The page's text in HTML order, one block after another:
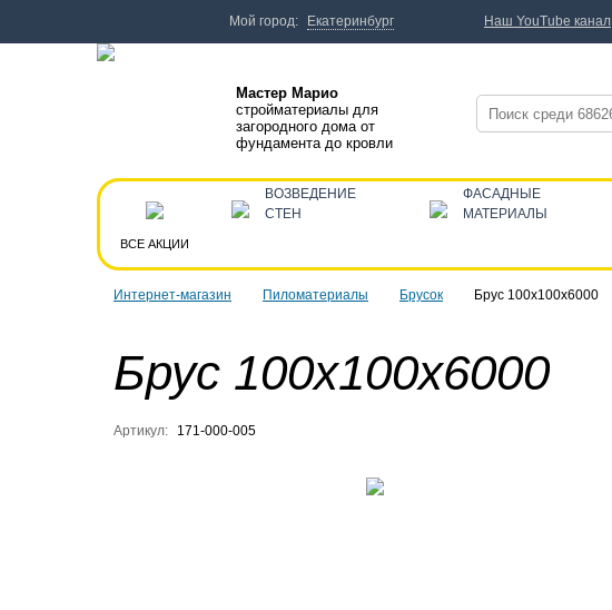
Интернет-магазин Пиломатериалы Брусок Брус 100x100x6000
Брус 100x100x6000
Артикул: 171-000-005
Мастер Марио
стройматериалы для
загородного дома от
фундамента до кровли
ВСЕ АКЦИИ
ВОЗВЕДЕНИЕ
СТЕН
ФАСАДНЫЕ
МАТЕРИАЛЫ
Мой город: Екатеринбург Наш YouTube канал